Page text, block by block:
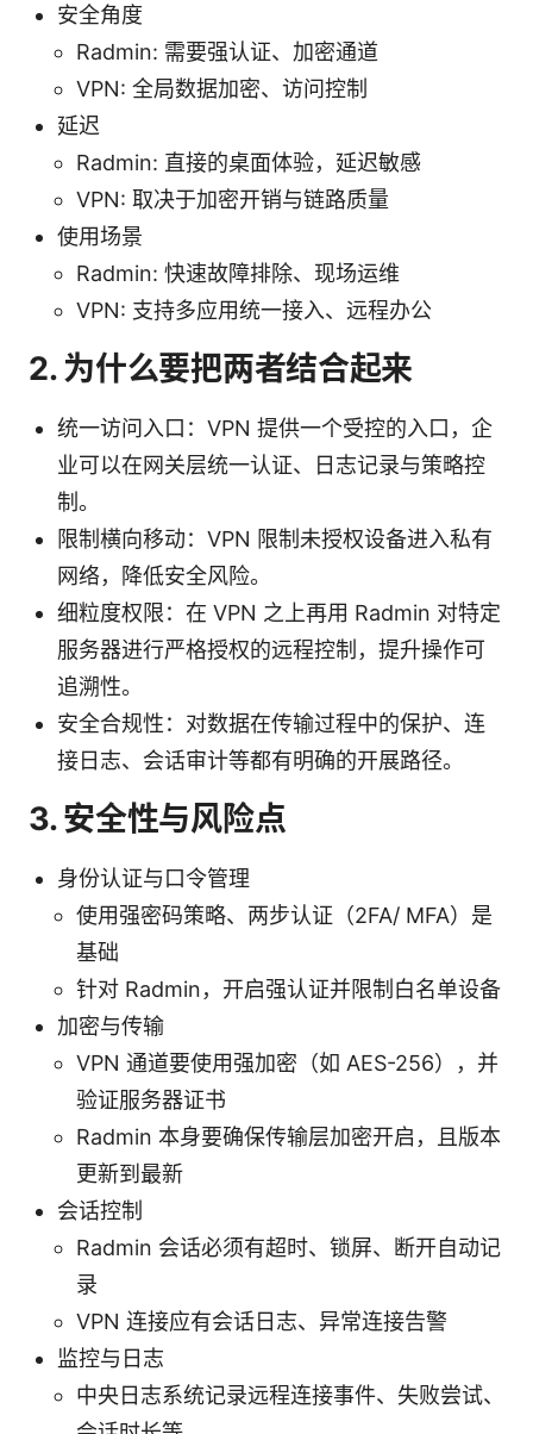
安全角度
Radmin: 需要强认证、加密通道
VPN: 全局数据加密、访问控制
延迟
Radmin: 直接的桌面体验，延迟敏感
VPN: 取决于加密开销与链路质量
使用场景
Radmin: 快速故障排除、现场运维
VPN: 支持多应用统一接入、远程办公
2. 为什么要把两者结合起来
统一访问入口：VPN 提供一个受控的入口，企
业可以在网关层统一认证、日志记录与策略控
制。
限制横向移动：VPN 限制未授权设备进入私有
网络，降低安全风险。
细粒度权限：在 VPN 之上再用 Radmin 对特定
服务器进行严格授权的远程控制，提升操作可
追溯性。
安全合规性：对数据在传输过程中的保护、连
接日志、会话审计等都有明确的开展路径。
3. 安全性与风险点
身份认证与口令管理
使用强密码策略、两步认证（2FA/ MFA）是
基础
针对 Radmin，开启强认证并限制白名单设备
加密与传输
VPN 通道要使用强加密（如 AES-256），并
验证服务器证书
Radmin 本身要确保传输层加密开启，且版本
更新到最新
会话控制
Radmin 会话必须有超时、锁屏、断开自动记
录
VPN 连接应有会话日志、异常连接告警
监控与日志
中央日志系统记录远程连接事件、失败尝试、